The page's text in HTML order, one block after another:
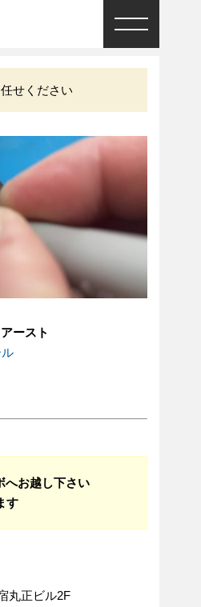
せください
ースト
へお越し下さい
す
丸正ビル2F